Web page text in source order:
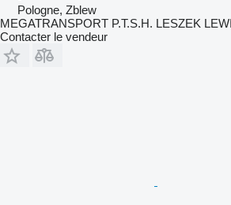
Pologne, Zblew
MEGATRANSPORT P.T.S.H. LESZEK
Contacter le vendeur